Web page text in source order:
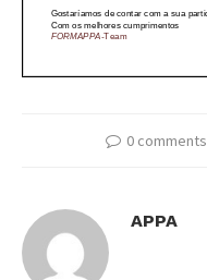
0 comments
APPA